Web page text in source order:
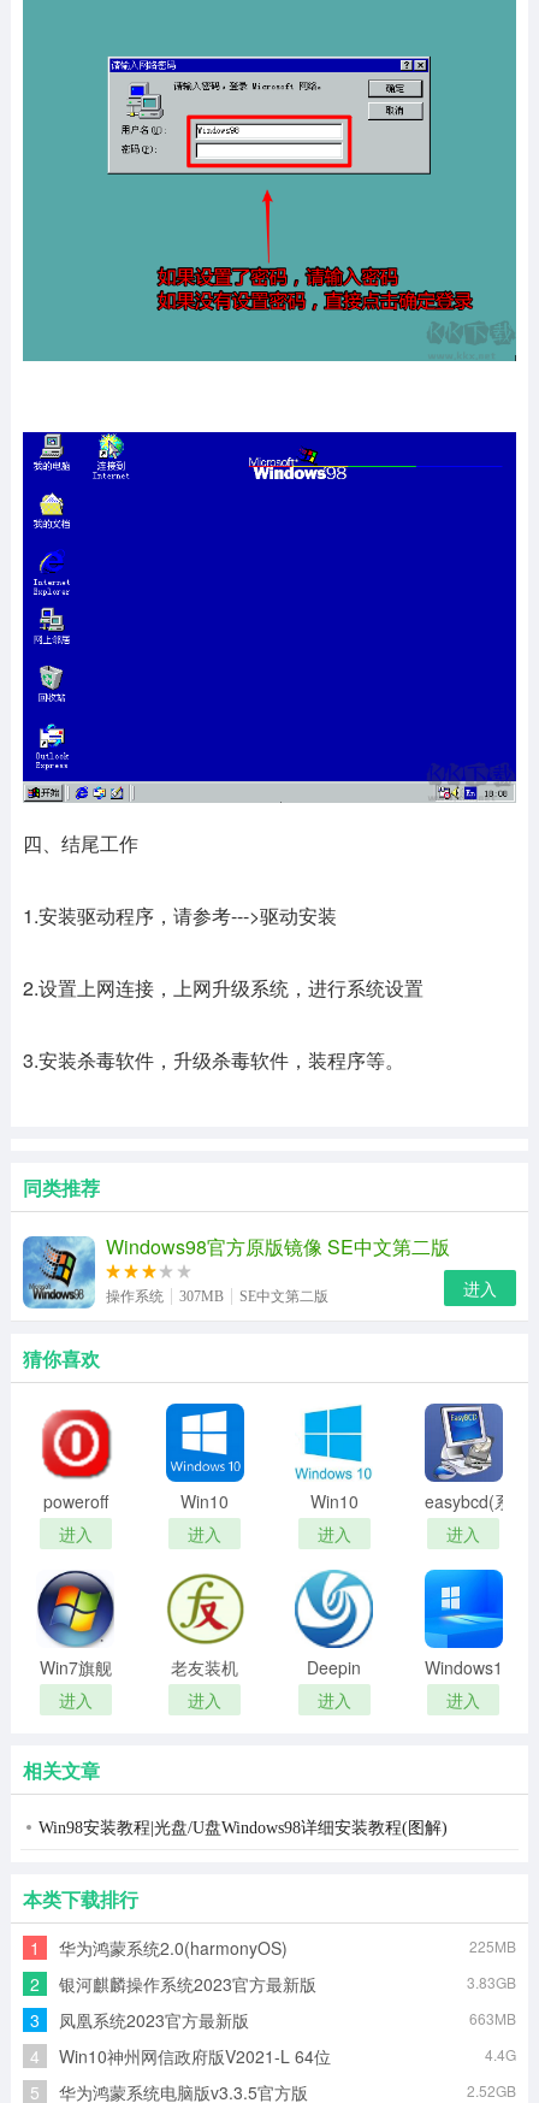
四、结尾工作
1.安装驱动程序，请参考--->驱动安装
2.设置上网连接，上网升级系统，进行系统设置
3.安装杀毒软件，升级杀毒软件，装程序等。
同类推荐
Windows98官方原版镜像 SE中文第二版
操作系统 307MB SE中文第二版 进入
猜你喜欢
poweroff
定时关机
进入
Win10
22H2(19045.2103)
系统镜像
进入
Win10
21H1专业
版镜像
进入
easybcd(系
统引导修
复工具)
进入
Win7旗舰
版64位原
版镜像
进入
老友装机
大师(系统
重装软件)
进入
Deepin
Linux最新
版2026
进入
Windows11
系统升级
镜像
进入
相关文章
Win98安装教程|光盘/U盘Windows98详细安装教程(图解)
本类下载排行
1 华为鸿蒙系统2.0(harmonyOS) 225MB
2 银河麒麟操作系统2023官方最新版 3.83GB
3 凤凰系统2023官方最新版 663MB
4 Win10神州网信政府版V2021-L 64位 4.4G
5 华为鸿蒙系统电脑版v3.3.5官方版 2.52GB